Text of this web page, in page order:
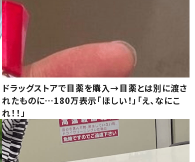
ドラッグストアで目薬を購入→目薬とは別に渡さ
れたものに…180万表示「ほしい！」「え、なにこ
れ！！」